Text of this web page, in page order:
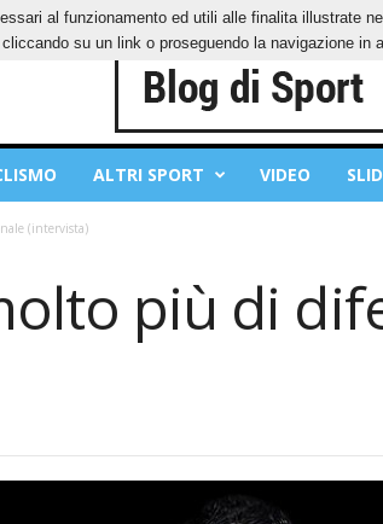
PRIVACY POLICY
ALTRI SPORT VIDEO
(intervista)
più di
al funzionamento ed utili alle finalita illustrate
su un link o proseguendo la navigazione